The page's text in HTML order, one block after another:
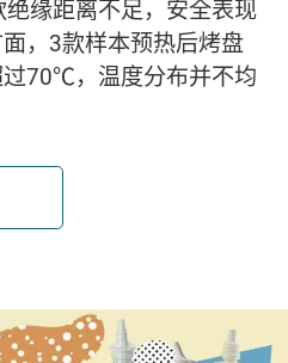
缘距离不足，安全表现
，3款样本预热后烤盘
70℃，温度分布并不均